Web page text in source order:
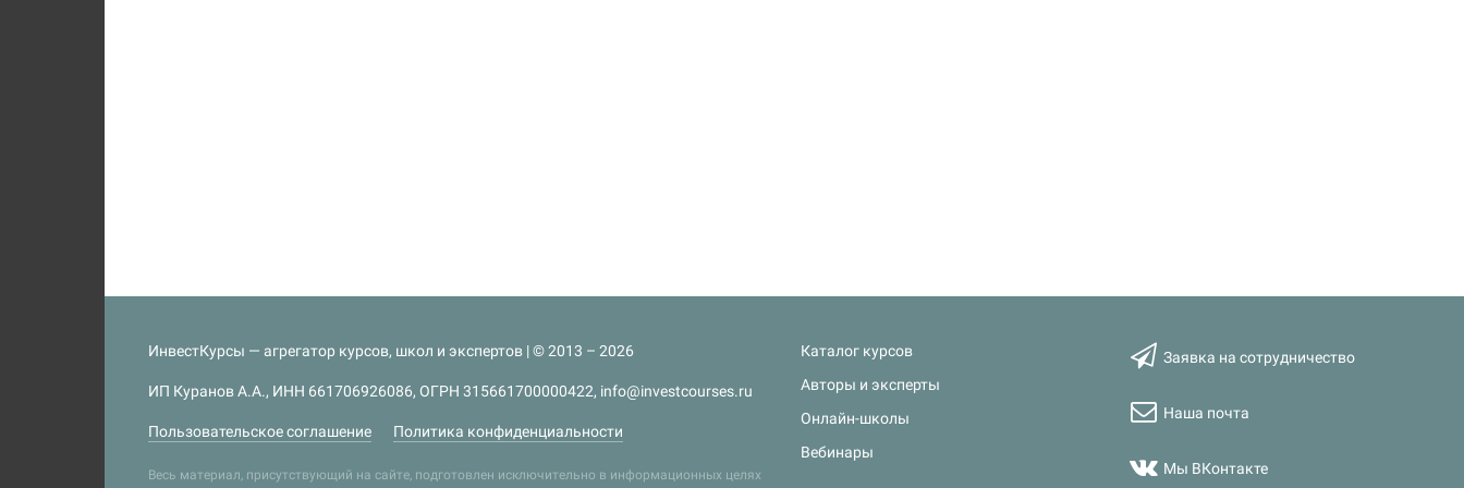
ИнвестКурсы — агрегатор курсов, школ и экспертов | © 2013 – 2026
ИП Куранов А.А., ИНН 661706926086, ОГРН 315661700000422, info@investcourses.ru
Пользовательское соглашение Политика конфиденциальности
Весь материал, присутствующий на сайте, подготовлен исключительно в информационных целях
Каталог курсов
Авторы и эксперты
Онлайн-школы
Вебинары
Заявка на сотрудничество
Наша почта
Мы ВКонтакте